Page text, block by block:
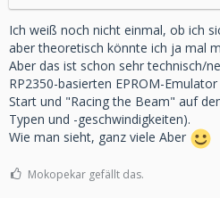
Ich weiß noch nicht einmal, ob ich
aber theoretisch könnte ich ja mal
Aber das ist schon sehr technisch/
RP2350-basierten EPROM-
Start und "Racing the Beam" auf
Typen und -geschwindigkeiten).
Wie man sieht, ganz viele Aber
Mokopekar gefällt das.